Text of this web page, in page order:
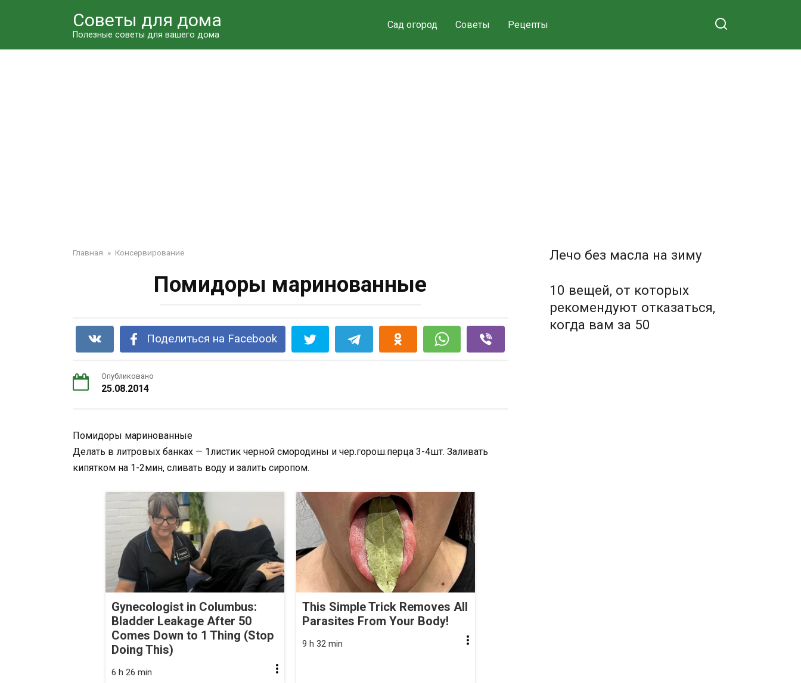
Советы для дома
Полезные советы для вашего дома
Сад огород Советы Рецепты
Главная » Консервирование
Помидоры маринованные
Поделиться на Facebook
Опубликовано
25.08.2014
Помидоры маринованные
Делать в литровых банках — 1листик черной смородины и чер.горош.перца 3-4шт. Заливать
кипятком на 1-2мин, сливать воду и залить сиропом.
Gynecologist in Columbus:
Bladder Leakage After 50
Comes Down to 1 Thing (Stop
Doing This)
6 h 26 min
This Simple Trick Removes All
Parasites From Your Body!
9 h 32 min
Лечо без масла на зиму
10 вещей, от которых
рекомендуют отказаться,
когда вам за 50